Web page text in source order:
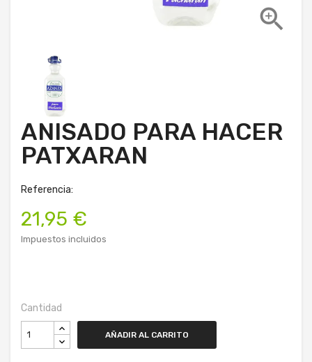

ANISADO PARA HACER
PATXARAN
Referencia:
21,95 €
Impuestos incluidos
Cantidad
AÑADIR AL CARRITO